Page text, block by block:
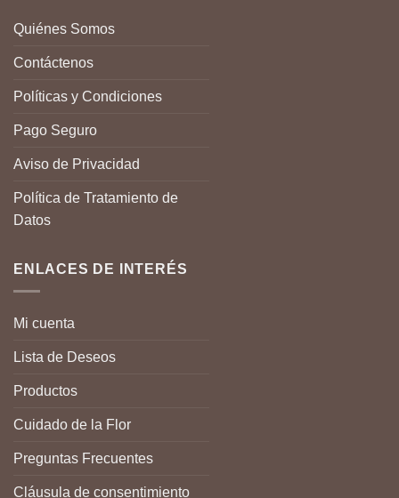
Quiénes Somos
Contáctenos
Políticas y Condiciones
Pago Seguro
Aviso de Privacidad
Política de Tratamiento de
Datos
ENLACES DE INTERÉS
Mi cuenta
Lista de Deseos
Productos
Cuidado de la Flor
Preguntas Frecuentes
Cláusula de consentimiento